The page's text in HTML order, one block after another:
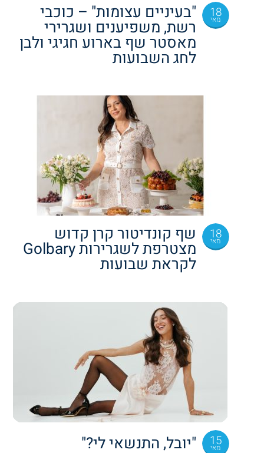
18
מאי "בעיניים עצומות" – כוכבי
רשת, משפיענים ושגרירי
מאסטר שף בארוע חגיגי ולבן
לחג השבועות
18
מאי שף קונדיטור קרן קדוש
מצטרפת לשגרירות Golbary
לקראת שבועות
15
מאי "יובל, התנשאי לי?"